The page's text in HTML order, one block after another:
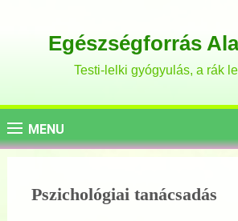
Egészségforrás
Testi-lelki gyógyulás, a rák
MENU
Pszichológiai tanácsadás